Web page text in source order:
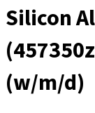
Silicon
(w/m/d)